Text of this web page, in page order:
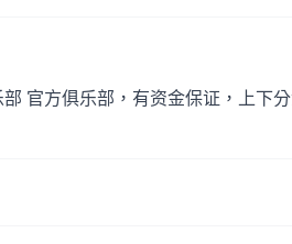
官方俱乐部，有资金保证，上下